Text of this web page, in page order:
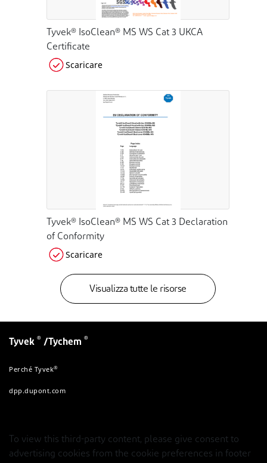
Tyvek® IsoClean® MS WS Cat 3 UKCA
Certificate
Scaricare
Tyvek® IsoClean® MS WS Cat 3 Declaration
of Conformity
Scaricare
Visualizza tutte le risorse
Tyvek ® /Tychem ®
Perché Tyvek®
dpp.dupont.com
To view this third-party content, please give consent to
advertising cookies from the cookie preferences in footer